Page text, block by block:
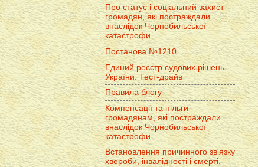
Про статус і соціальний захист
громадян, які постраждали
внаслідок Чорнобильської
катастрофи
Постанова №1210
Единий реєстр судових рішень
України. Тест-драйв
Правила блогу
Компенсації та пільги
громадянам, які постраждали
внаслідок Чорнобильської
катастрофи
Встановлення причинного зв'язку
хвороби, інвалідності і смерті,